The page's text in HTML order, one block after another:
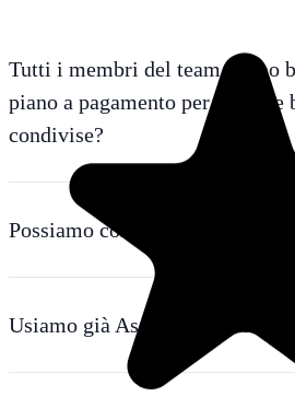
Tutti i membri del team hanno
piano a pagamento per usare le
condivise?
Possiamo controllare chi vede
Usiamo già Asana. Possiamo